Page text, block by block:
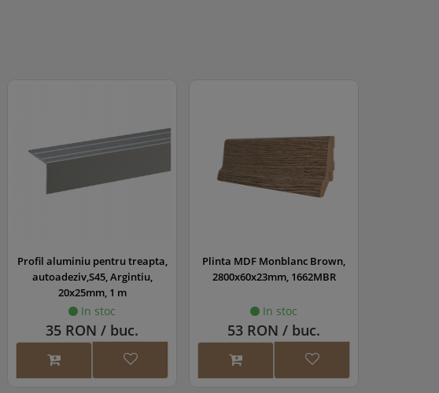
Profil aluminiu pentru treapta,
autoadeziv,S45, Argintiu,
20x25mm, 1 m
In stoc
35 RON / buc.
Plinta MDF Monblanc Brown,
2800x60x23mm, 1662MBR
In stoc
53 RON / buc.